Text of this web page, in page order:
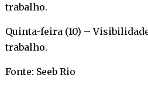
trabalho.
Quinta-feira (10) –
trabalho.
Fonte: Seeb Rio